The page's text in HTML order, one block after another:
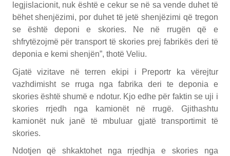
legjislacionit, nuk është e cekur se në sa vende duhet të
bëhet shenjëzimi, por duhet të jetë shenjëzimi që tregon
se është deponi e skories. Ne në rrugën që e
shfrytëzojmë për transport të skories prej fabrikës deri të
deponia e kemi shenjën”, thotë Veliu.
Gjatë vizitave në terren ekipi i Preportr ka vërejtur
vazhdimisht se rruga nga fabrika deri te deponia e
skories është shumë e ndotur. Kjo edhe për faktin se uji i
skories rrjedh nga kamionët në rrugë. Gjithashtu
kamionët nuk janë të mbuluar gjatë transportimit të
skories.
Ndotjen që shkaktohet nga rrjedhja e skories nga